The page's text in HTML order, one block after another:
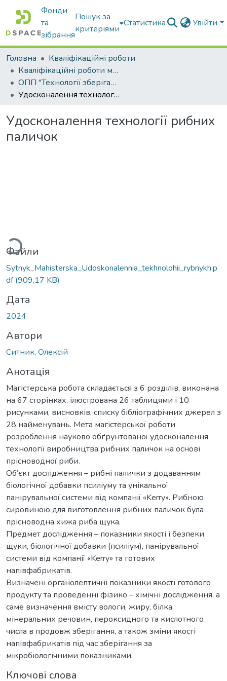
Фонди
та
зібрання
Пошук за
критеріями
Статистика Увійти
Головна
Кваліфікаційні роботи
Кваліфікаційні роботи магістрів
ОПП "Технології зберігання та переробки водних біоресурсів"
Удосконалення технології рибних паличок
Удосконалення технології рибних
паличок
Файли
Sytnyk_Mahisterska_Udoskonalennia_tekhnolohii_rybnykh.p
df(909,17 KB)
Дата
2024
Автори
Ситник, Олексій
Анотація
Магістерська робота складається з 6 розділів, виконана
на 67 сторінках, ілюстрована 26 таблицями і 10
рисунками, висновків, списку бібліографічних джерел з
28 найменувань. Мета магістерської роботи
розроблення науково обґрунтованої удосконалення
технології виробництва рибних паличок на основі
прісноводної риби.
Об’єкт дослідження – рибні палички з додаванням
біологічної добавки псиліуму та унікальної
панірувальної системи від компанії «Kerry». Рибною
сировиною для виготовлення рибних паличок була
прісноводна хижа риба щука.
Предмет дослідження – показники якості і безпеки
щуки, біологічної добавки (псиліум), панірувальної
системи від компанії «Kerry» та готових
напівфабрикатів.
Визначені органолептичні показники якості готового
продукту та проведенні фізико – хімічні дослідження, а
саме визначення вмісту вологи, жиру, білка,
мінеральних речовин, пероксидного та кислотного
числа в продовж зберігання, а також зміни якості
напівфабрикатів під час зберігання за
мікробіологічними показниками.
Ключові слова